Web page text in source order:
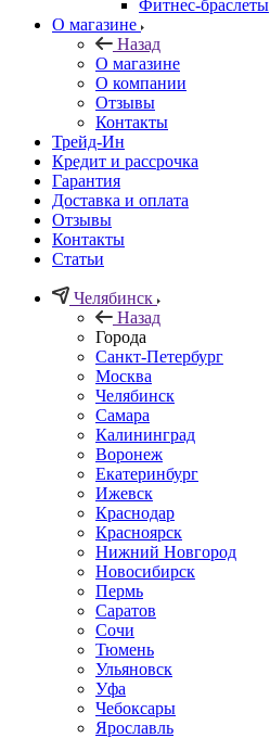
Фитнес-браслеты
О магазине
Назад
О магазине
О компании
Отзывы
Контакты
Трейд-Ин
Кредит и рассрочка
Гарантия
Доставка и оплата
Отзывы
Контакты
Статьи
Челябинск
Назад
Города
Санкт-Петербург
Москва
Челябинск
Самара
Калининград
Воронеж
Екатеринбург
Ижевск
Краснодар
Красноярск
Нижний Новгород
Новосибирск
Пермь
Саратов
Сочи
Тюмень
Ульяновск
Уфа
Чебоксары
Ярославль